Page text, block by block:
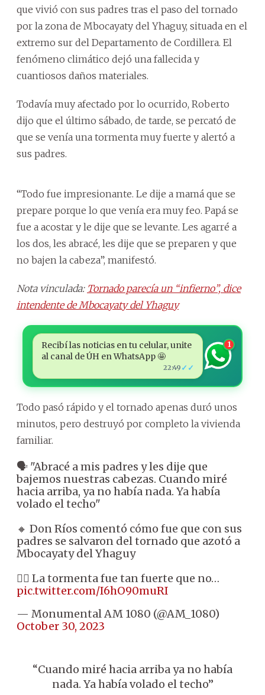
que vivió con sus padres tras el paso del tornado
por la zona de Mbocayaty del Yhaguy, situada en el
extremo sur del Departamento de Cordillera. El
fenómeno climático dejó una fallecida y
cuantiosos daños materiales.
Todavía muy afectado por lo ocurrido, Roberto
dijo que el último sábado, de tarde, se percató de
que se venía una tormenta muy fuerte y alertó a
sus padres.
“Todo fue impresionante. Le dije a mamá que se
prepare porque lo que venía era muy feo. Papá se
fue a acostar y le dije que se levante. Les agarré a
los dos, les abracé, les dije que se preparen y que
no bajen la cabeza”, manifestó.
Nota vinculada: Tornado parecía un “infierno”, dice
intendente de Mbocayaty del Yhaguy
Recibí las noticias en tu celular, unite
al canal de ÚH en WhatsApp 🤩
22:49 ✓✓
1
Todo pasó rápido y el tornado apenas duró unos
minutos, pero destruyó por completo la vivienda
familiar.
🗣️ "Abracé a mis padres y les dije que
bajemos nuestras cabezas. Cuando miré
hacia arriba, ya no había nada. Ya había
volado el techo"
🔸 Don Ríos comentó cómo fue que con sus
padres se salvaron del tornado que azotó a
Mbocayaty del Yhaguy
👉🏼 La tormenta fue tan fuerte que no…
pic.twitter.com/I6hO90muRI
— Monumental AM 1080 (@AM_1080)
October 30, 2023
“Cuando miré hacia arriba ya no había
nada. Ya había volado el techo”